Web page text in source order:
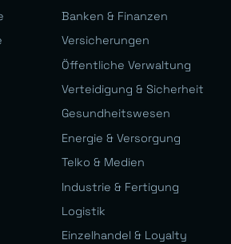
Banken & Finanzen
Versicherungen
Öffentliche Verwaltung
Verteidigung & Sicherheit
Gesundheitswesen
Energie & Versorgung
Telko & Medien
Industrie & Fertigung
Logistik
Einzelhandel & Loyalty